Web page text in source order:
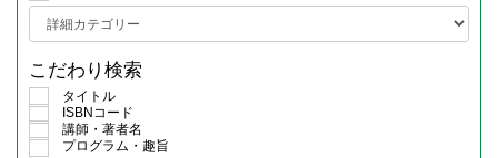
こだわり検索
タイトル
ISBNコード
講師・著者名
プログラム・趣旨